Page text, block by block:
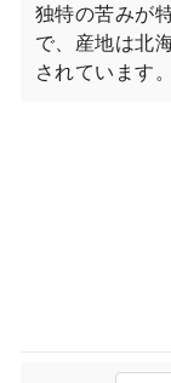
独特の苦みが
で、産地は北
されています。